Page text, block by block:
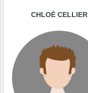
CHLOÉ CELLIER